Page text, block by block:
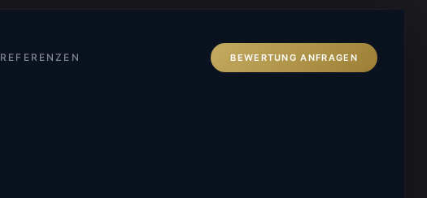
REFERENZEN BEWERTUNG ANFRAGEN